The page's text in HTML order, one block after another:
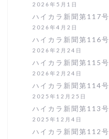
2026年5月1日
ハイカラ新聞第117号
2026年4月2日
ハイカラ新聞第116号
2026年2月24日
ハイカラ新聞第115号
2026年2月24日
ハイカラ新聞第114号
2025年12月25日
ハイカラ新聞第113号
2025年12月4日
ハイカラ新聞第112号